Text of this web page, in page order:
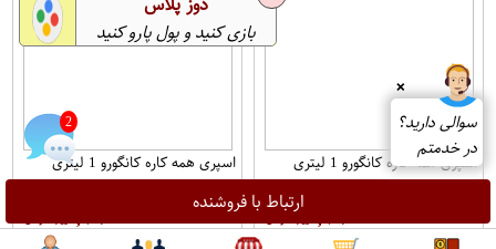
ارتباط با فروشنده
اسپری همه کاره کانگورو 1 لیتری
رافونه
۱۵۰,۹۰۱
اسپری همه کاره کانگورو 1 لیتری
رافونه
۱۵۰,۹۰۱
❌
سوالی دارید؟
در خدمتم
2
بازی کنید و پول پارو کنید